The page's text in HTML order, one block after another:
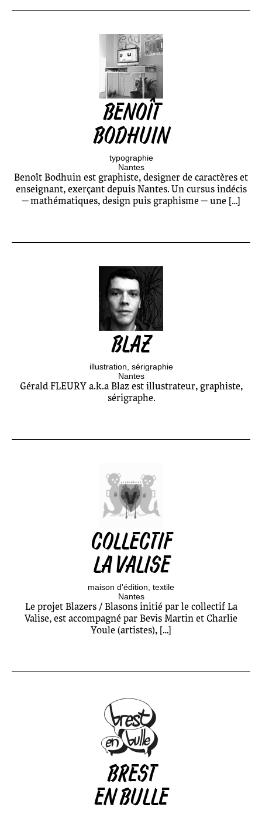
BENOÎT
BODHUIN
typographie
Nantes
Benoît Bodhuin est graphiste, designer de caractères et
enseignant, exerçant depuis Nantes. Un cursus indécis
— mathématiques, design puis graphisme — une […]
BLAZ
illustration sérigraphie
Nantes
Gérald FLEURY a.k.a Blaz est illustrateur, graphiste,
sérigraphe.
COLLECTIF
LA VALISE
maison d'édition textile
Nantes
Le projet Blazers / Blasons initié par le collectif La
Valise, est accompagné par Bevis Martin et Charlie
Youle (artistes), […]
BREST
EN BULLE